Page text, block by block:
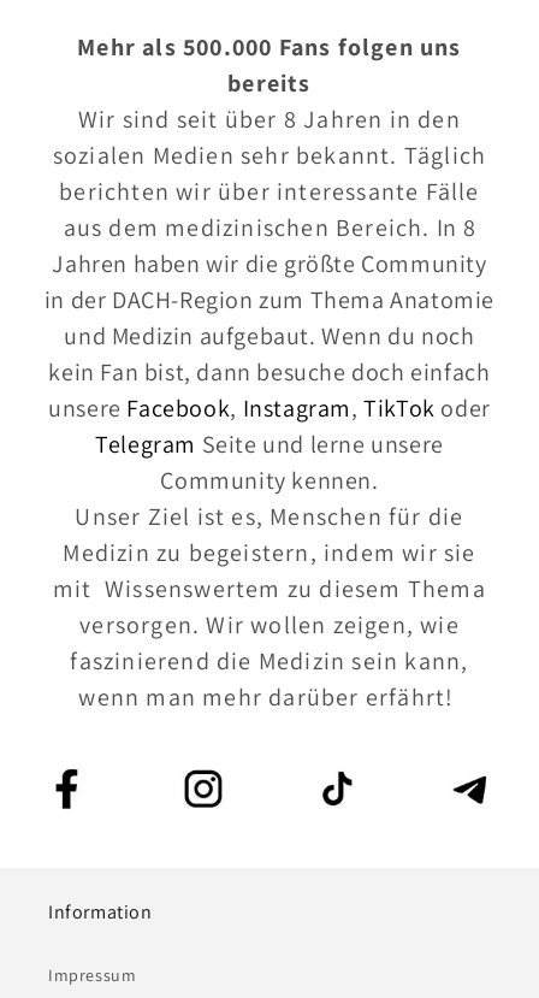
Mehr als 500.000 Fans folgen uns
bereits
Wir sind seit über 8 Jahren in den
sozialen Medien sehr bekannt. Täglich
berichten wir über interessante Fälle
aus dem medizinischen Bereich. In 8
Jahren haben wir die größte Community
in der DACH-Region zum Thema Anatomie
und Medizin aufgebaut. Wenn du noch
kein Fan bist, dann besuche doch einfach
unsere Facebook, Instagram,TikTok oder
Telegram Seite und lerne unsere
Community kennen.
Unser Ziel ist es, Menschen für die
Medizin zu begeistern, indem wir sie
mit Wissenswertem zu diesem Thema
versorgen. Wir wollen zeigen, wie
faszinierend die Medizin sein kann,
wenn man mehr darüber erfährt!
Information
Impressum